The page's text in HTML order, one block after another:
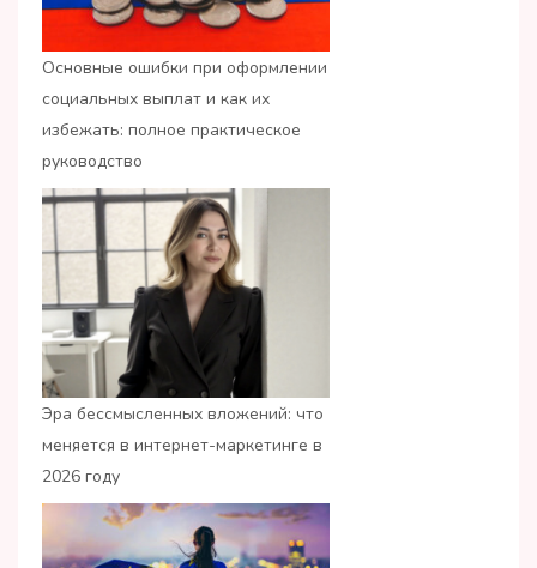
Основные ошибки при оформлении
социальных выплат и как их
избежать: полное практическое
руководство
Эра бессмысленных вложений: что
меняется в интернет-маркетинге в
2026 году